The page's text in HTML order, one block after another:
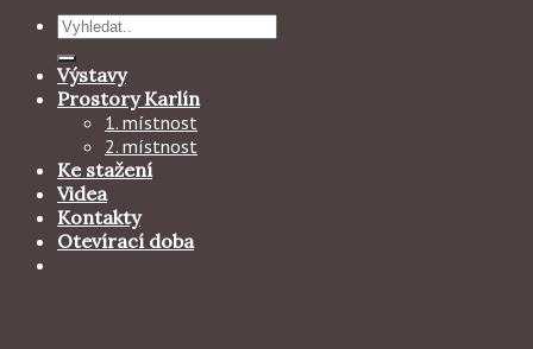
Hledat:
Výstavy
Prostory Karlín
1. místnost
2. místnost
Ke stažení
Videa
Kontakty
Otevírací doba